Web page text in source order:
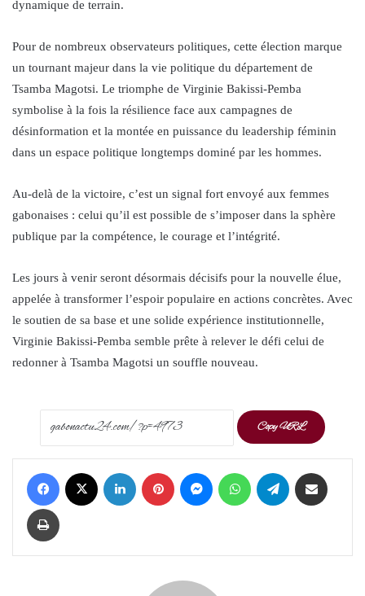
dynamique de terrain.
Pour de nombreux observateurs politiques, cette élection marque
un tournant majeur dans la vie politique du département de
Tsamba Magotsi. Le triomphe de Virginie Bakissi-Pemba
symbolise à la fois la résilience face aux campagnes de
désinformation et la montée en puissance du leadership féminin
dans un espace politique longtemps dominé par les hommes.
Au-delà de la victoire, c’est un signal fort envoyé aux femmes
gabonaises : celui qu’il est possible de s’imposer dans la sphère
publique par la compétence, le courage et l’intégrité.
Les jours à venir seront désormais décisifs pour la nouvelle élue,
appelée à transformer l’espoir populaire en actions concrètes. Avec
le soutien de sa base et une solide expérience institutionnelle,
Virginie Bakissi-Pemba semble prête à relever le défi celui de
redonner à Tsamba Magotsi un souffle nouveau.
Copy URL
Facebook LinkedIn Pinterest Messenger WhatsApp Telegram
Print